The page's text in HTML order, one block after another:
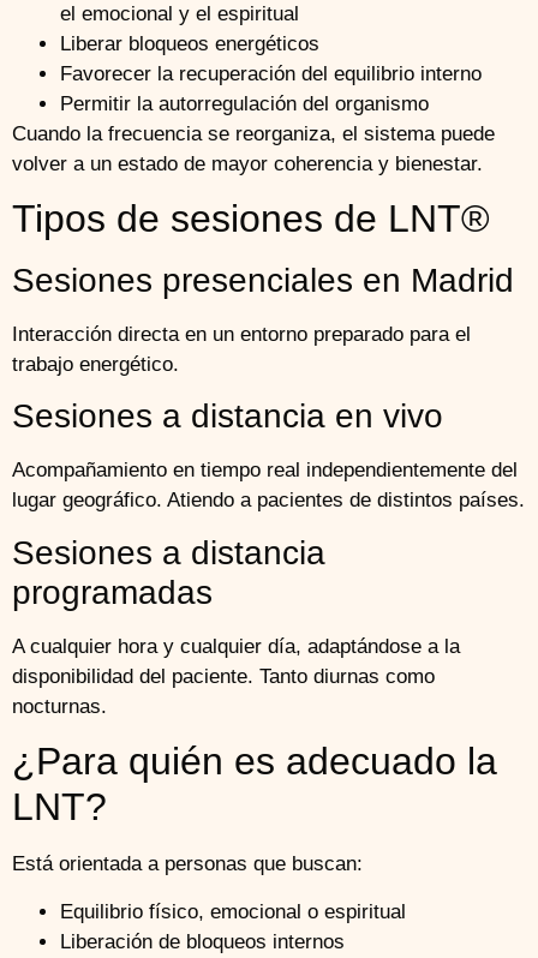
el emocional y el espiritual
Liberar bloqueos energéticos
Favorecer la recuperación del equilibrio interno
Permitir la autorregulación del organismo
Cuando la frecuencia se reorganiza, el sistema puede
volver a un estado de mayor coherencia y bienestar.
Tipos de sesiones de LNT®
Sesiones presenciales en Madrid
Interacción directa en un entorno preparado para el
trabajo energético.
Sesiones a distancia en vivo
Acompañamiento en tiempo real independientemente del
lugar geográfico. Atiendo a pacientes de distintos países.
Sesiones a distancia
programadas
A cualquier hora y cualquier día, adaptándose a la
disponibilidad del paciente. Tanto diurnas como
nocturnas.
¿Para quién es adecuado la
LNT?
Está orientada a personas que buscan:
Equilibrio físico, emocional o espiritual
Liberación de bloqueos internos